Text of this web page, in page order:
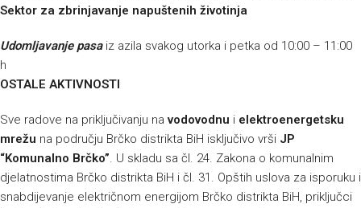
Sektor za zbrinjavanje napuštenih životinja
Udomljavanje pasaiz azila svakog utorka i petka od 10:00 – 11:00
h
OSTALE AKTIVNOSTI
Sve radove na priključivanju navodovodnu i elektroenergetsku
mrežu na području Brčko distrikta BiH isključivo vrši JP
“Komunalno Brčko”. U skladu sa čl. 24. Zakona o komunalnim
djelatnostima Brčko distrikta BiH i čl. 31. Opštih uslova za isporuku i
snabdijevanje električnom energijom Brčko distrikta BiH, priključci